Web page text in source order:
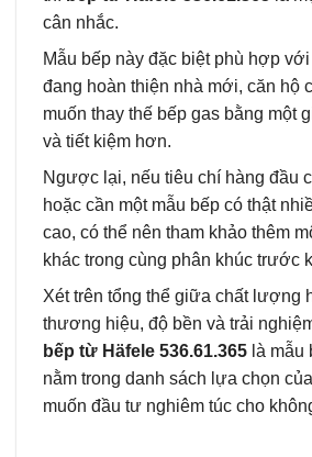
cân nhắc.
Mẫu bếp này đặc biệt phù hợp
đang hoàn thiện nhà mới, căn hộ
muốn thay thế bếp gas bằng một
và tiết kiệm hơn.
Ngược lại, nếu tiêu chí hàng đầu
hoặc cần một mẫu bếp có thật
cao, có thể nên tham khảo thêm
khác trong cùng phân khúc trước
Xét trên tổng thể giữa chất lượng
thương hiệu, độ bền và trải
bếp từ Häfele 536.61.365 là mẫu
nằm trong danh sách lựa chọn
muốn đầu tư nghiêm túc cho